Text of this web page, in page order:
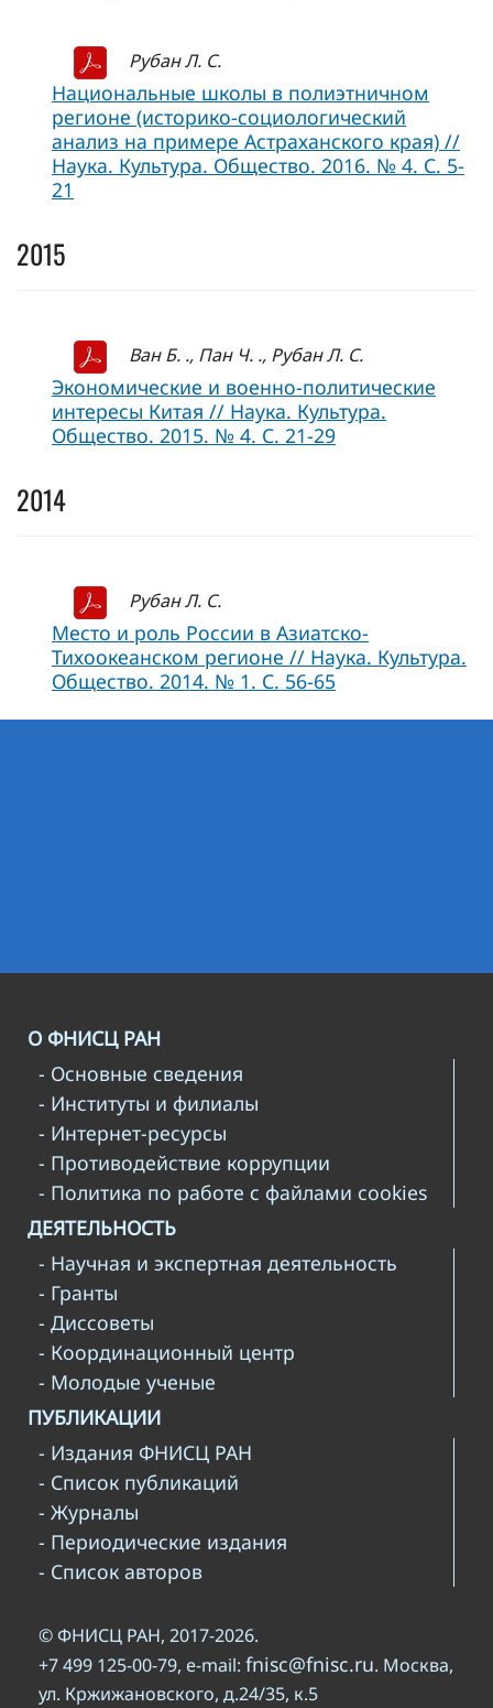
Рубан Л. С.
Национальные школы в полиэтничном
регионе (историко-социологический
анализ на примере Астраханского края) //
Наука. Культура. Общество. 2016. № 4. С. 5-
21
2015
Ван Б. ., Пан Ч. ., Рубан Л. С.
Экономические и военно-политические
интересы Китая // Наука. Культура.
Общество. 2015. № 4. С. 21-29
2014
Рубан Л. С.
Место и роль России в Азиатско-
Тихоокеанском регионе // Наука. Культура.
Общество. 2014. № 1. С. 56-65
О ФНИСЦ РАН
- Основные сведения
- Институты и филиалы
- Интернет-ресурсы
- Противодействие коррупции
- Политика по работе с файлами cookies
ДЕЯТЕЛЬНОСТЬ
- Научная и экспертная деятельность
- Гранты
- Диссоветы
- Координационный центр
- Молодые ученые
ПУБЛИКАЦИИ
- Издания ФНИСЦ РАН
- Список публикаций
- Журналы
- Периодические издания
- Список авторов
© ФНИСЦ РАН, 2017-2026.
+7 499 125-00-79, e-mail: fnisc@fnisc.ru. Москва,
ул. Кржижановского, д.24/35, к.5